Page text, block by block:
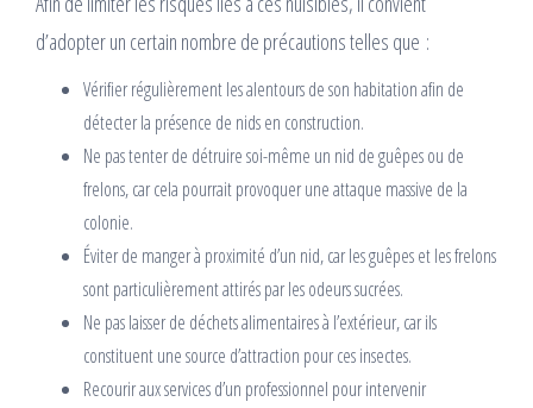
d’adopter un certain nombre de précautions telles que :
Vérifier régulièrement les alentours de son habitation afin de
détecter la présence de nids en construction.
Ne pas tenter de détruire soi-même un nid de guêpes ou de
frelons, car cela pourrait provoquer une attaque massive de la
colonie.
Éviter de manger à proximité d’un nid, car les guêpes et les frelons
sont particulièrement attirés par les odeurs sucrées.
Ne pas laisser de déchets alimentaires à l’extérieur, car ils
constituent une source d’attraction pour ces insectes.
Recourir aux services d’un professionnel pour intervenir